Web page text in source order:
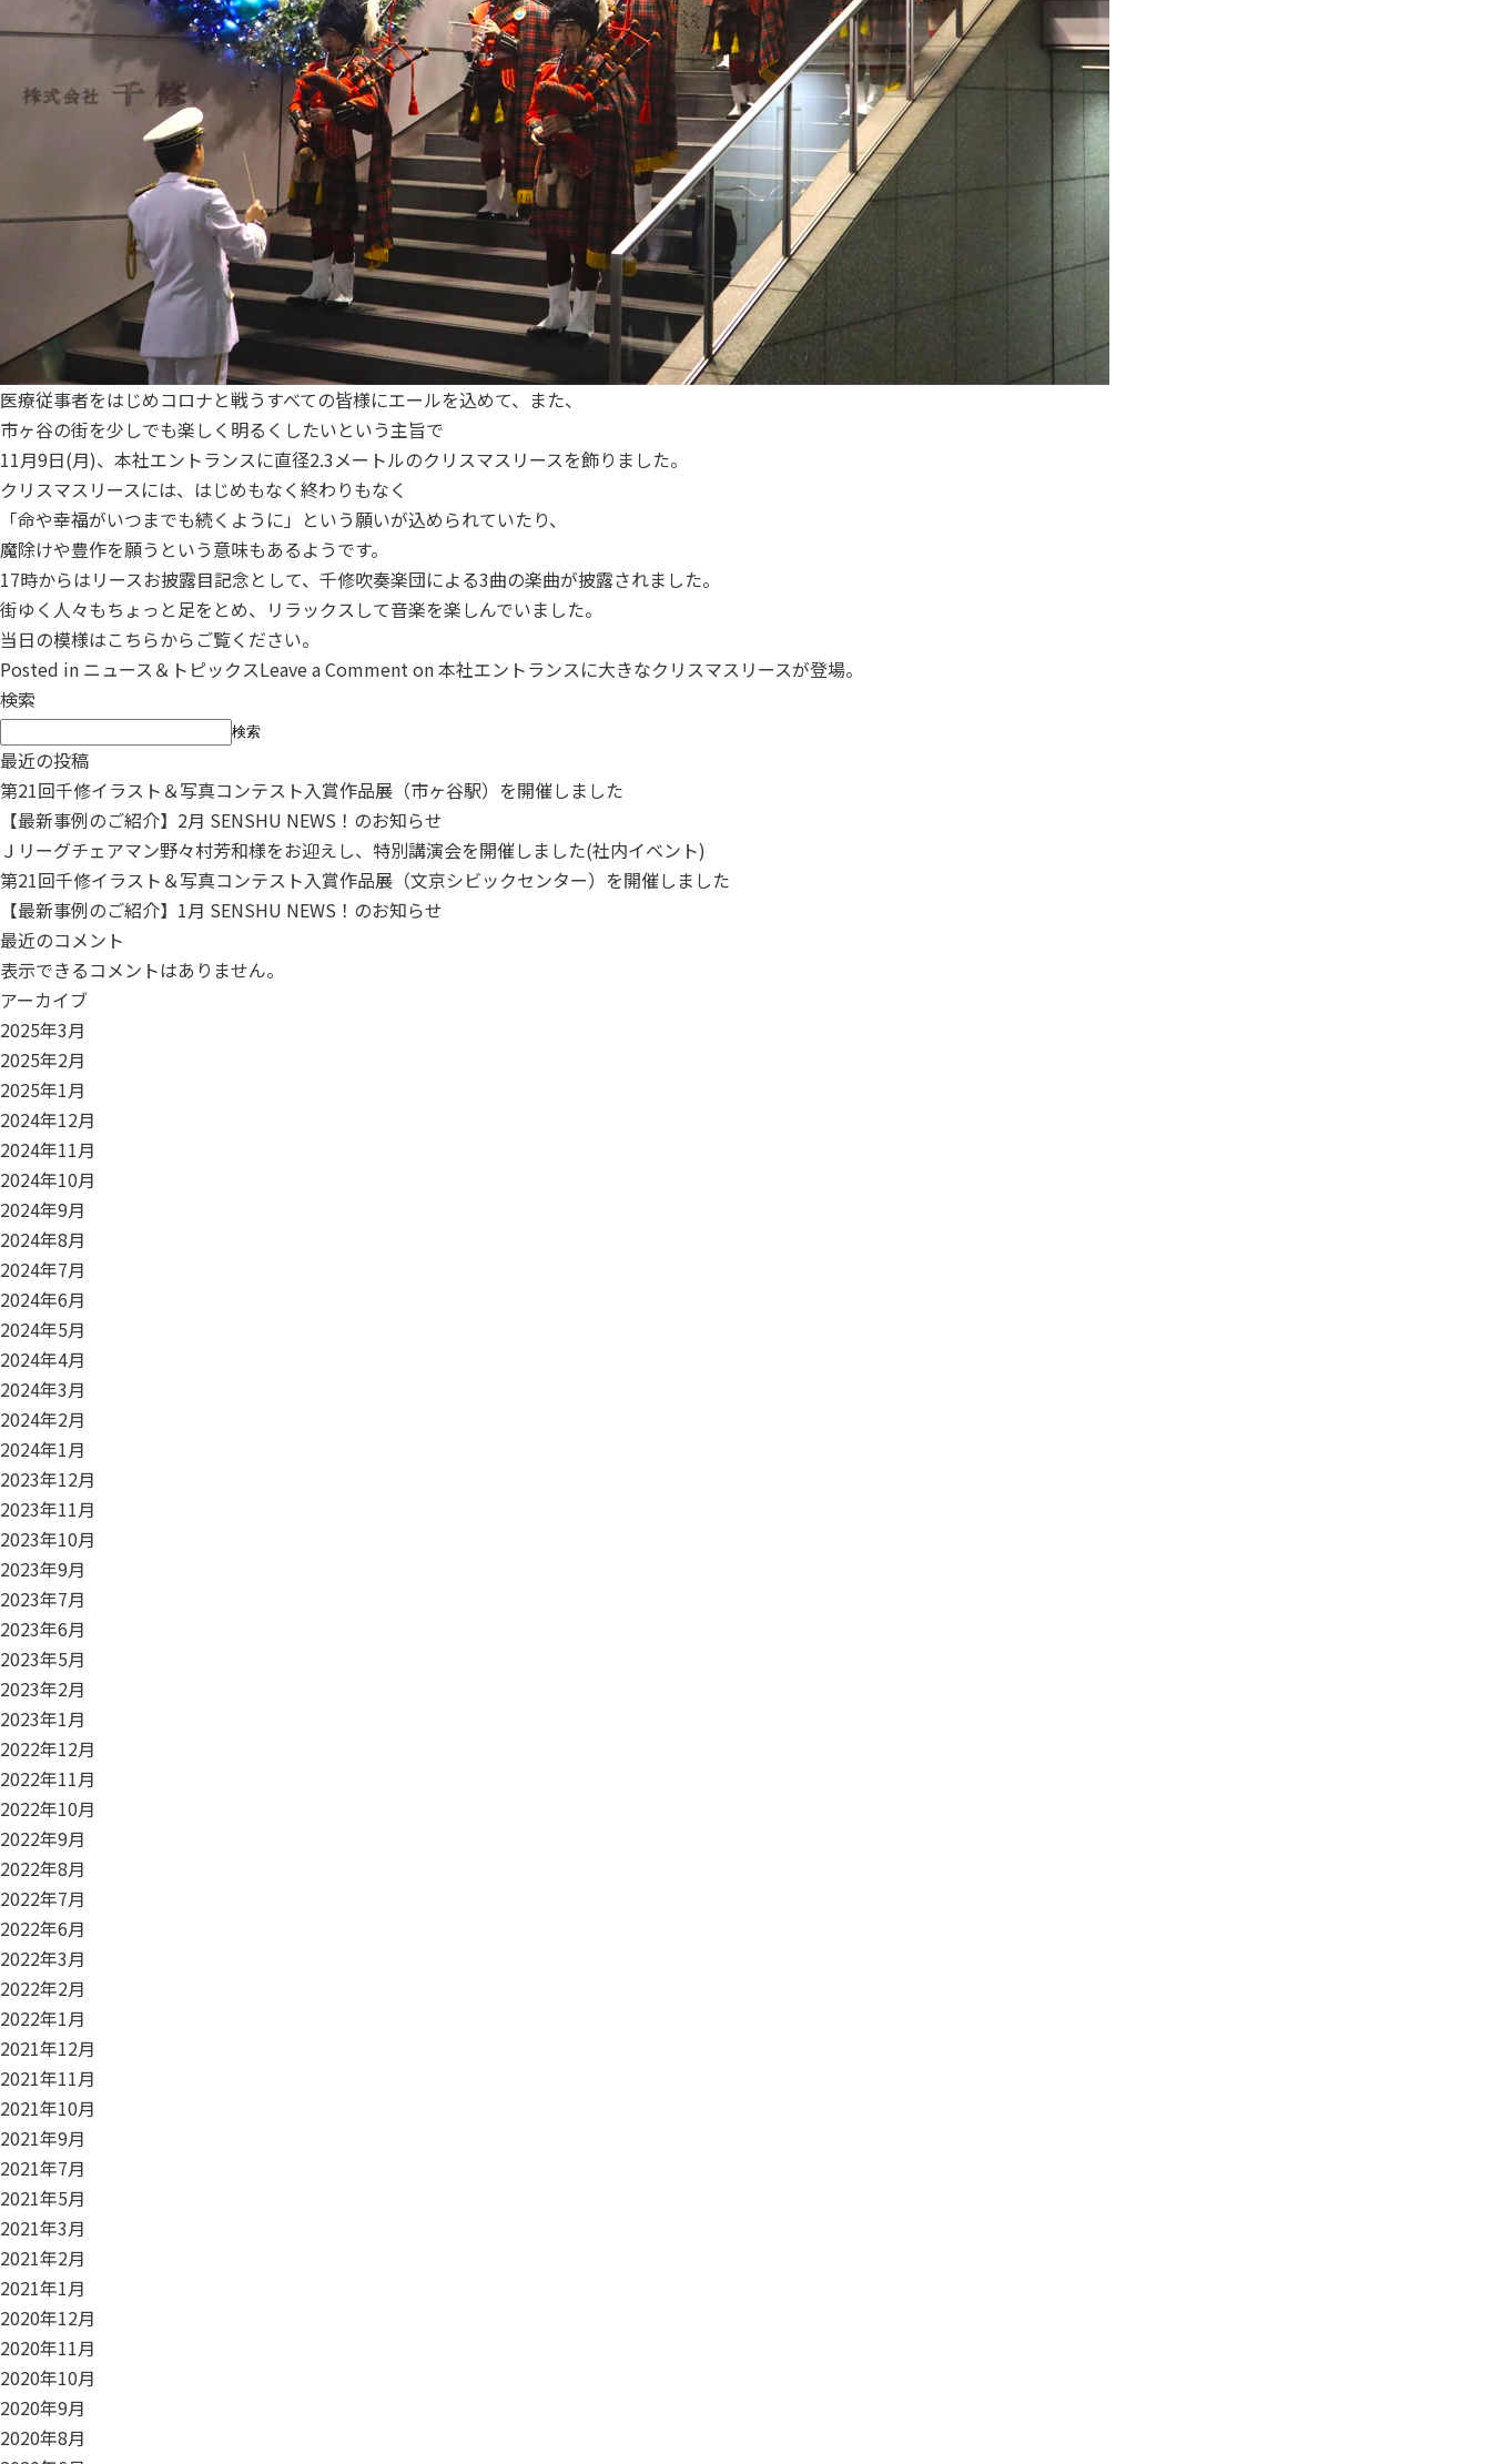
医療従事者をはじめコロナと戦うすべての皆様にエールを込めて、また、
市ヶ谷の街を少しでも楽しく明るくしたいという主旨で
11月9日(月)、本社エントランスに直径2.3メートルのクリスマスリースを飾りました。
クリスマスリースには、はじめもなく終わりもなく
「命や幸福がいつまでも続くように」という願いが込められていたり、
魔除けや豊作を願うという意味もあるようです。
17時からはリースお披露目記念として、千修吹奏楽団による3曲の楽曲が披露されました。
街ゆく人々もちょっと足をとめ、リラックスして音楽を楽しんでいました。
当日の模様はこちらからご覧ください。
Posted in ニュース＆トピックスLeave a Commenton 本社エントランスに大きなクリスマスリースが登場。
検索
検索
最近の投稿
第21回千修イラスト＆写真コンテスト入賞作品展（市ヶ谷駅）を開催しました
【最新事例のご紹介】2月 SENSHU NEWS！のお知らせ
Ｊリーグチェアマン野々村芳和様をお迎えし、特別講演会を開催しました(社内イベント)
第21回千修イラスト＆写真コンテスト入賞作品展（文京シビックセンター）を開催しました
【最新事例のご紹介】1月 SENSHU NEWS！のお知らせ
最近のコメント
表示できるコメントはありません。
アーカイブ
2025年3月
2025年2月
2025年1月
2024年12月
2024年11月
2024年10月
2024年9月
2024年8月
2024年7月
2024年6月
2024年5月
2024年4月
2024年3月
2024年2月
2024年1月
2023年12月
2023年11月
2023年10月
2023年9月
2023年7月
2023年6月
2023年5月
2023年2月
2023年1月
2022年12月
2022年11月
2022年10月
2022年9月
2022年8月
2022年7月
2022年6月
2022年3月
2022年2月
2022年1月
2021年12月
2021年11月
2021年10月
2021年9月
2021年7月
2021年5月
2021年3月
2021年2月
2021年1月
2020年12月
2020年11月
2020年10月
2020年9月
2020年8月